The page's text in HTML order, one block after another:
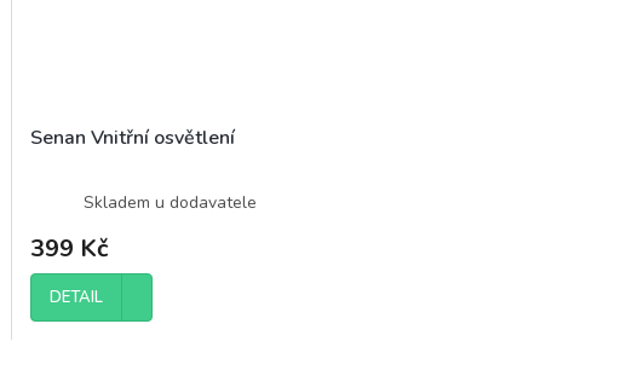
Senan Vnitřní osvětlení
Skladem u dodavatele
399 Kč
DETAIL